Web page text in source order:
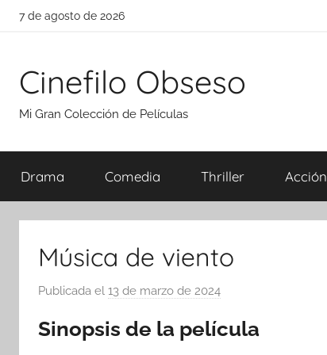
Saltar
7 de agosto de 2026
Cinefilo Obseso
Mi Gran Colección de Películas
Drama Comedia Thriller Acción
Música de viento
Publicada el 13 de marzo de 2024
r
Sinopsis de la película